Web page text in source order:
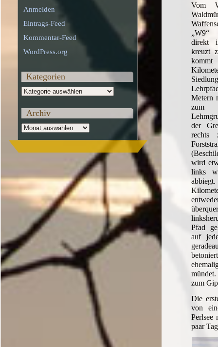
Vom
„W9“
direkt
kreuzt
Metern
zum
der
rechts
wird
links
Pfad
auf
zum
Die
von
Perlsee
paar
Anmelden
Eintrags-Feed
Kommentar-Feed
WordPress.org
Kategorien
Kategorien
Archiv
Archiv